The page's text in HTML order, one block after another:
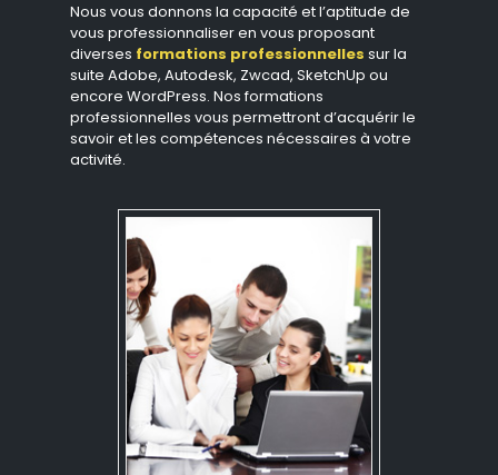
Nous vous donnons la capacité et l’aptitude de
vous professionnaliser en vous proposant
diverses formations professionnelles sur la
suite Adobe, Autodesk, Zwcad, SketchUp ou
encore WordPress. Nos formations
professionnelles vous permettront d’acquérir le
savoir et les compétences nécessaires à votre
activité.